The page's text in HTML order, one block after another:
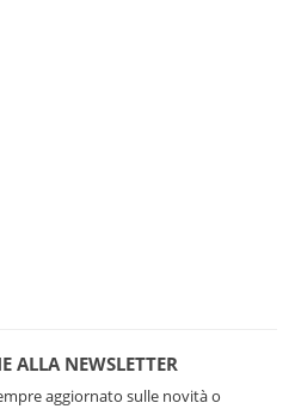
ALLA NEWSLETTER
aggiornato sulle novità o